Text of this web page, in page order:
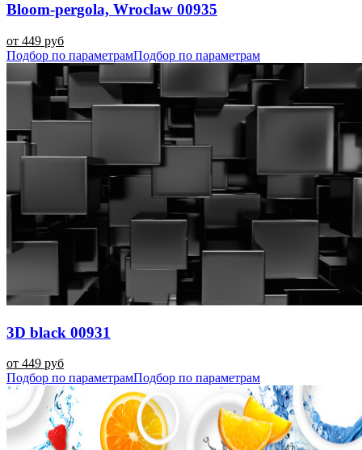
Bloom-pergola, Wroclaw 00935
от 449 руб
Подбор по параметрамПодбор по параметрам
3D black 00931
от 449 руб
Подбор по параметрамПодбор по параметрам